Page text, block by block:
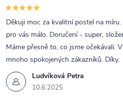
p
r
v
k
y
v
Ludvíková Petra
10.6.2025
Děkuji moc za kvalitní postel na míru.
pro vás málo. Doručení - super,
Máme přesně to, co jsme očekávali.
mnoho spokojených zákazníků. Díky.